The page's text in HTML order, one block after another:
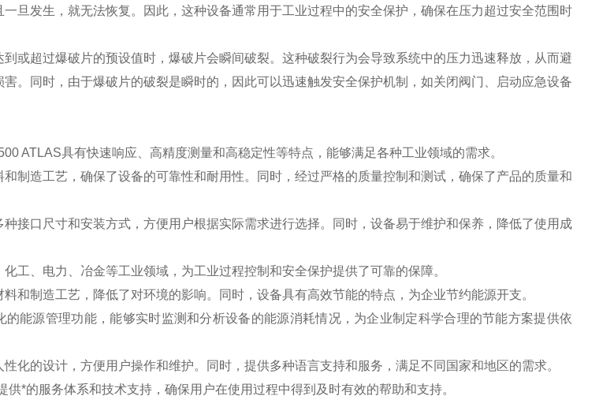
旦发生，就无法恢复。因此，这种设备通常用于工业过程中的安全保护，确保在压力超过安全范围时
或超过爆破片的预设值时，爆破片会瞬间破裂。这种破裂行为会导致系统中的压力迅速释放，从而避
。同时，由于爆破片的破裂是瞬时的，因此可以迅速触发安全保护机制，如关闭阀门、启动应急设备
ATLAS具有快速响应、高精度测量和高稳定性等特点，能够满足各种工业领域的需求。
和制造工艺，确保了设备的可靠性和耐用性。同时，经过严格的质量控制和测试，确保了产品的质量和
种接口尺寸和安装方式，方便用户根据实际需求进行选择。同时，设备易于维护和保养，降低了使用成
化工、电力、冶金等工业领域，为工业过程控制和安全保护提供了可靠的保障。
和制造工艺，降低了对环境的影响。同时，设备具有高效节能的特点，为企业节约能源开支。
的能源管理功能，能够实时监测和分析设备的能源消耗情况，为企业制定科学合理的节能方案提供依
化的设计，方便用户操作和维护。同时，提供多种语言支持和服务，满足不同国家和地区的需求。
供*的服务体系和技术支持，确保用户在使用过程中得到及时有效的帮助和支持。